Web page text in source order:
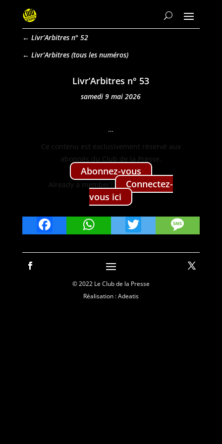
← Livr’Arbitres n° 52
Livr’Arbitres
Livr’Arbitres n° 53
samedi 9 mai 2026
…
Ce con­tenu est exclu­sive­ment réservé aux
abon­nés du Club de la Presse.
Abon­nez-vous
Already a mem­ber?
Con­nectez-
vous ici
FacebookWhatsApp
Twitter
© 2022 Le Club de la Presse
Réalisation : Adeatis